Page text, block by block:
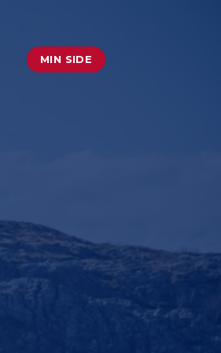
MIN SIDE